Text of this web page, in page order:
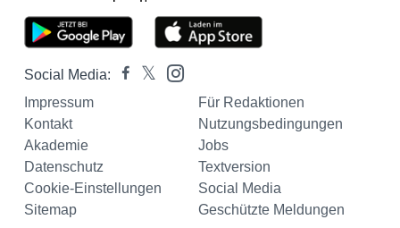
Social Media:
Impressum
Für Redaktionen
Kontakt
Nutzungsbedingungen
Akademie
Jobs
Datenschutz
Textversion
Cookie-Einstellungen
Social Media
Sitemap
Geschützte Meldungen